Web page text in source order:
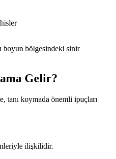
boyun bölgesindeki sinir
Gelir?
tanı koymada önemli ipuçları
ilişkilidir.